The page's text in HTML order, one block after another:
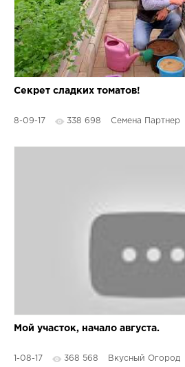
Секрет сладких томатов!
8-09-17 338 698 Семена Партнер
Мой участок, начало августа.
1-08-17 368 568 Вкусный Огород